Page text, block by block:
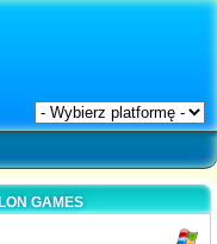
GAMES